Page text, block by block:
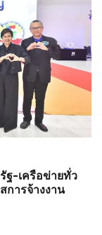
ฐ-เครือข่ายทั่ว
การจ้างงาน